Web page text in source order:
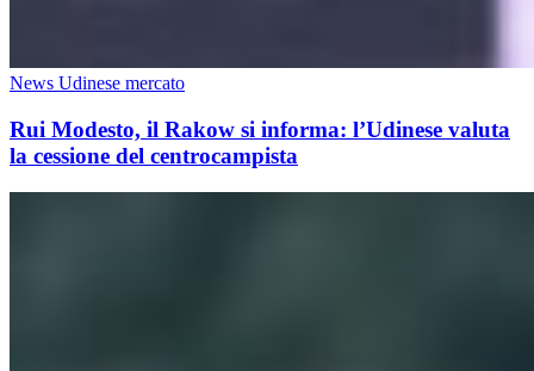
News Udinese mercato
Rui Modesto, il Rakow si informa: l’Udinese valuta
la cessione del centrocampista